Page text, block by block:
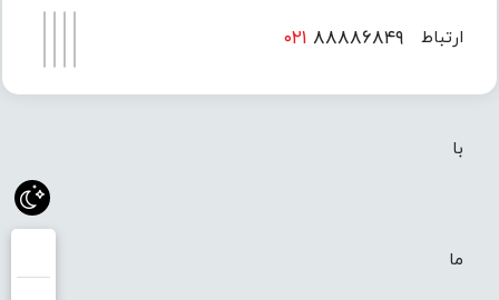
ارتباط
با
ما
۰۲۱ ۸۸۸۸۶۸۴۹